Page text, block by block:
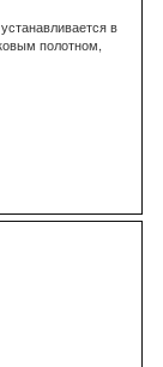
в
полотном,